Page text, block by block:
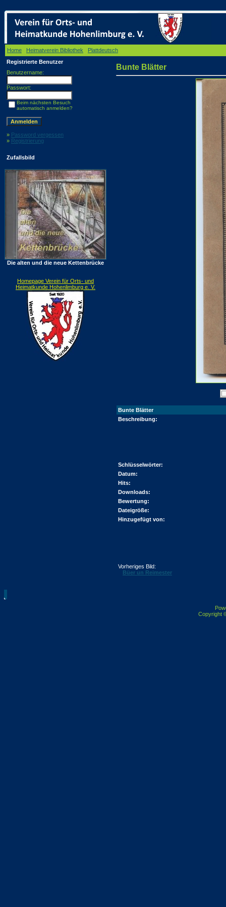
Home Heimatverein Bibliothek Plattdeutsch
Registrierte Benutzer
Benutzername:
Passwort:
Beim nächsten Besuch
automatisch anmelden?
» Password vergessen
» Registrierung
Zufallsbild
Die alten und die neue Kettenbrücke
Homepage Verein für Orts- und
Heimatkunde Hohenlimburg e. V.
Bunte Blätter
Bunte Blätter
Beschreibung:
Schlüsselwörter:
Datum:
Hits:
Downloads:
Bewertung:
Dateigröße:
Hinzugefügt von:
Vorheriges Bild:
Büer un Reimester
Copyright